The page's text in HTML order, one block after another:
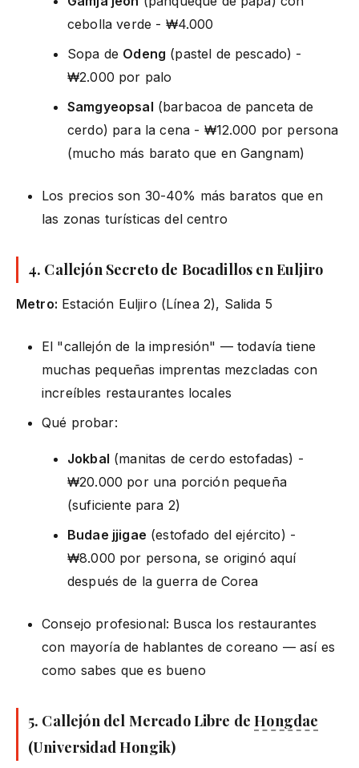
cebolla verde - ₩4.000
Sopa de Odeng (pastel de pescado) -
₩2.000 por palo
Samgyeopsal (barbacoa de panceta de
cerdo) para la cena - ₩12.000 por persona
(mucho más barato que en Gangnam)
Los precios son 30-40% más baratos que en
las zonas turísticas del centro
4. Callejón Secreto de Bocadillos en Euljiro
Metro: Estación Euljiro (Línea 2), Salida 5
El "callejón de la impresión" — todavía tiene
muchas pequeñas imprentas mezcladas con
increíbles restaurantes locales
Qué probar:
Jokbal (manitas de cerdo estofadas) -
₩20.000 por una porción pequeña
(suficiente para 2)
Budae jjigae (estofado del ejército) -
₩8.000 por persona, se originó aquí
después de la guerra de Corea
Consejo profesional: Busca los restaurantes
con mayoría de hablantes de coreano — así es
como sabes que es bueno
5. Callejón del Mercado Libre deHongdae
(Universidad Hongik)